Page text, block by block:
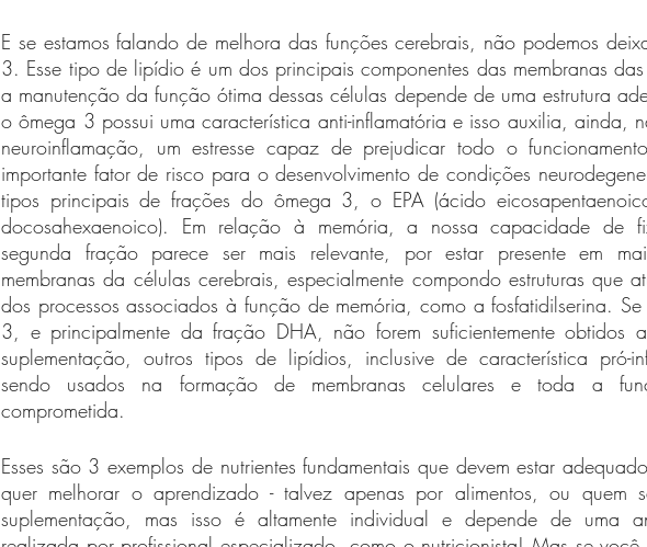
E se estamos falando de melhora das funções cerebrais, não podemos
3. Esse tipo de lipídio é um dos principais componentes das membranas
a manutenção da função ótima dessas células depende de uma estrutura
o ômega 3 possui uma característica anti-inflamatória e isso auxilia, ainda,
neuroinflamação, um estresse capaz de prejudicar todo o
importante fator de risco para o desenvolvimento de condições
tipos principais de frações do ômega 3, o EPA (ácido
docosahexaenoico). Em relação à memória, a nossa capacidade de
segunda fração parece ser mais relevante, por estar presente em
membranas da células cerebrais, especialmente compondo estruturas que
dos processos associados à função de memória, como a fosfatidilserina.
3, e principalmente da fração DHA, não forem suficientemente obtidos
suplementação, outros tipos de lipídios, inclusive de característica pró-
sendo usados na formação de membranas celulares e toda a
comprometida.
Esses são 3 exemplos de nutrientes fundamentais que devem estar
quer melhorar o aprendizado - talvez apenas por alimentos, ou quem
suplementação, mas isso é altamente individual e depende de uma